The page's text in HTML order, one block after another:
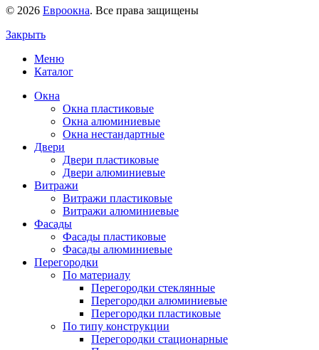
© 2026 Евроокна. Все права защищены
Закрыть
Меню
Каталог
Окна
Окна пластиковые
Окна алюминиевые
Окна нестандартные
Двери
Двери пластиковые
Двери алюминиевые
Витражи
Витражи пластиковые
Витражи алюминиевые
Фасады
Фасады пластиковые
Фасады алюминиевые
Перегородки
По материалу
Перегородки стеклянные
Перегородки алюминиевые
Перегородки пластиковые
По типу конструкции
Перегородки стационарные